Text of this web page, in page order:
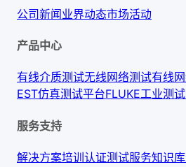
公司新闻业界动态市场活动
产品中心
有线介质测试无线网络测试有线
EST仿真测试平台FLUKE工业测试
服务支持
解决方案培训认证测试服务知识库